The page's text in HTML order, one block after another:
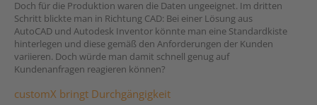
Doch für die Produktion waren die Daten ungeeignet. Im dritten
Schritt blickte man in Richtung CAD: Bei einer Lösung aus
AutoCAD und Autodesk Inventor könnte man eine Standardkiste
hinterlegen und diese gemäß den Anforderungen der Kunden
variieren. Doch würde man damit schnell genug auf
Kundenanfragen reagieren können?
customX bringt Durchgängigkeit